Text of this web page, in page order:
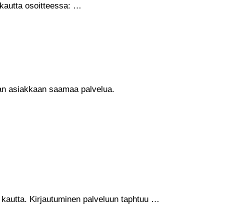
osoitteessa: …
asiakkaan saamaa palvelua.
Kirjautuminen palveluun taphtuu …